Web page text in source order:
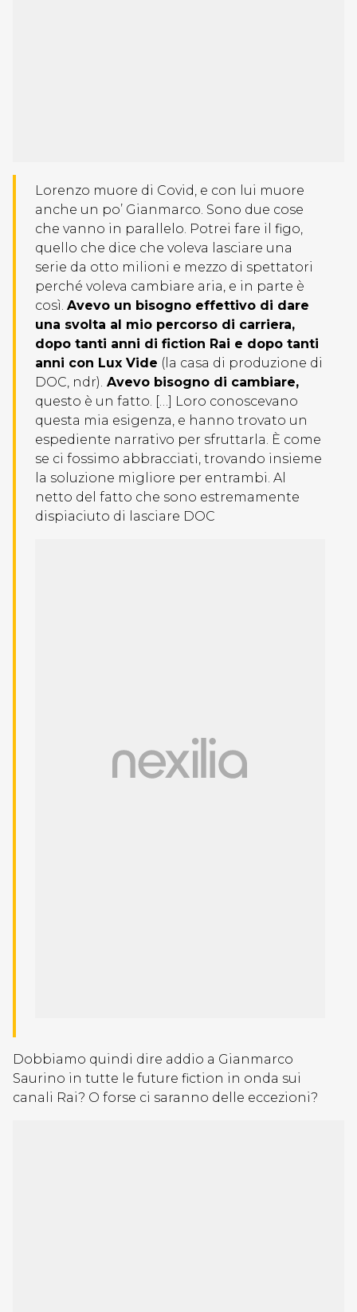
Lorenzo muore di Covid, e con lui muore
anche un po’ Gianmarco. Sono due cose
che vanno in parallelo. Potrei fare il figo,
quello che dice che voleva lasciare una
serie da otto milioni e mezzo di spettatori
perché voleva cambiare aria, e in parte è
così. Avevo un bisogno effettivo di dare
una svolta al mio percorso di carriera,
dopo tanti anni di fiction Rai e dopo tanti
anni con Lux Vide (la casa di produzione di
DOC, ndr). Avevo bisogno di cambiare,
questo è un fatto. […] Loro conoscevano
questa mia esigenza, e hanno trovato un
espediente narrativo per sfruttarla. È come
se ci fossimo abbracciati, trovando insieme
la soluzione migliore per entrambi. Al
netto del fatto che sono estremamente
dispiaciuto di lasciare DOC
Dobbiamo quindi dire addio a Gianmarco
Saurino in tutte le future fiction in onda sui
canali Rai? O forse ci saranno delle eccezioni?